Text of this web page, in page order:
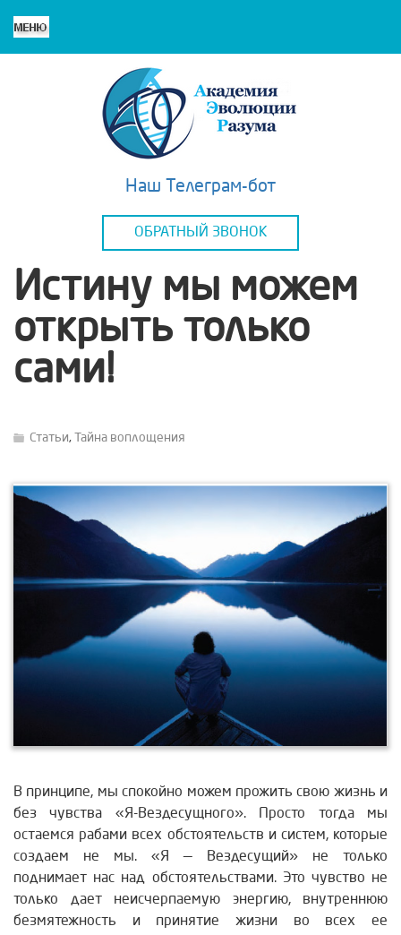
Наш Телеграм-бот
ОБРАТНЫЙ ЗВОНОК
Истину мы можем
открыть только
сами!
Статьи, Тайна воплощения
В принципе, мы спокойно можем прожить свою жизнь и
без чувства «Я-Вездесущного». Просто тогда мы
остаемся рабами всех обстоятельств и систем, которые
создаем не мы. «Я — Вездесущий» не только
поднимает нас над обстоятельствами. Это чувство не
только дает неисчерпаемую энергию, внутреннюю
безмятежность и принятие жизни во всех ее